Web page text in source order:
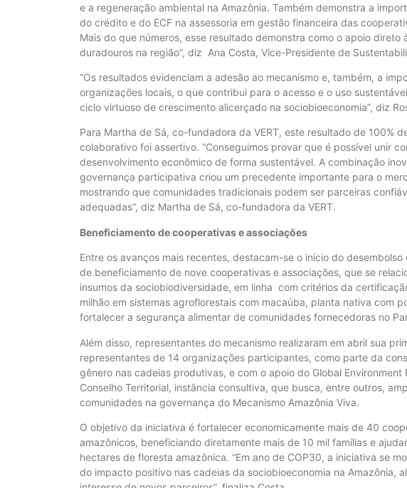
e a regeneração ambiental na Amazônia. Também demonstra a
do crédito e do ECF na assessoria em gestão financeira das
Mais do que números, esse resultado demonstra como o apoio
duradouros na região”, diz Ana Costa, Vice-Presidente de
“Os resultados evidenciam a adesão ao mecanismo e, também, a
organizações locais, o que contribui para o acesso e o uso
ciclo virtuoso de crescimento alicerçado na sociobioeconomia”, diz
Para Martha de Sá, co-fundadora da VERT, este resultado de 100%
colaborativo foi assertivo. “Conseguimos provar que é possível unir
desenvolvimento econômico de forma sustentável. A combinação
governança participativa criou um precedente importante para o
mostrando que comunidades tradicionais podem ser parceiras
adequadas”, diz Martha de Sá, co-fundadora da VERT.
Beneficiamento de cooperativas e associações
Entre os avanços mais recentes, destacam-se o início do
de beneficiamento de nove cooperativas e associações, que se
insumos da sociobiodiversidade, em linha com critérios da
milhão em sistemas agroflorestais com macaúba, planta nativa com
fortalecer a segurança alimentar de comunidades fornecedoras no
Além disso, representantes do mecanismo realizaram em abril sua
representantes de 14 organizações participantes, como parte da
gênero nas cadeias produtivas, e com o apoio do Global Environment
Conselho Territorial, instância consultiva, que busca, entre outros,
comunidades na governança do Mecanismo Amazônia Viva.
O objetivo da iniciativa é fortalecer economicamente mais de 40
amazônicos, beneficiando diretamente mais de 10 mil famílias e
hectares de floresta amazônica. “Em ano de COP30, a iniciativa se
do impacto positivo nas cadeias da sociobioeconomia na Amazônia,